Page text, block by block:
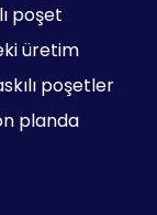
poşet
üretim
poşetler
planda